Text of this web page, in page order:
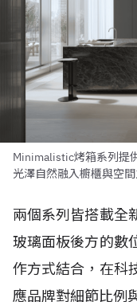
Minimalistic烤箱系列提
光澤自然融入櫥櫃與空間
兩個系列皆搭載全
玻璃面板後方的數
作方式結合，在科
應品牌對細節比例